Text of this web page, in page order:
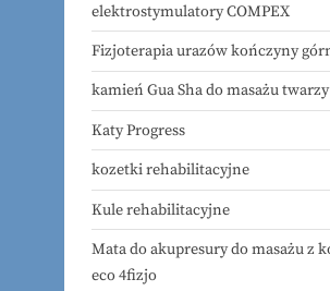
elektrostymulatory COMPEX
Fizjoterapia urazów kończyny
kamień Gua Sha do masażu twarzy
Katy Progress
kozetki rehabilitacyjne
Kule rehabilitacyjne
Mata do akupresury do masażu z
eco 4fizjo